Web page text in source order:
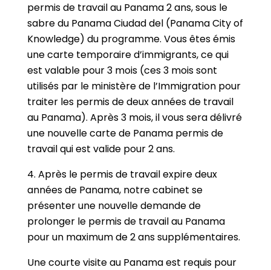
permis de travail au Panama 2 ans, sous le
sabre du Panama Ciudad del (Panama City of
Knowledge) du programme. Vous êtes émis
une carte temporaire d’immigrants, ce qui
est valable pour 3 mois (ces 3 mois sont
utilisés par le ministère de l’Immigration pour
traiter les permis de deux années de travail
au Panama). Après 3 mois, il vous sera délivré
une nouvelle carte de Panama permis de
travail qui est valide pour 2 ans.
4. Après le permis de travail expire deux
années de Panama, notre cabinet se
présenter une nouvelle demande de
prolonger le permis de travail au Panama
pour un maximum de 2 ans supplémentaires.
Une courte visite au Panama est requis pour